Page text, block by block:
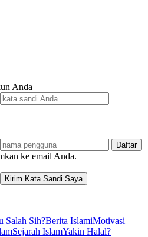
Anda
ke email Anda.
Salah Sih?Berita IslamiMotivasi
Sejarah IslamYakin Halal?